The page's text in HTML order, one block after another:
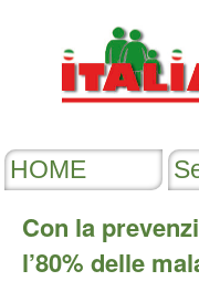
Con la
l’80% delle